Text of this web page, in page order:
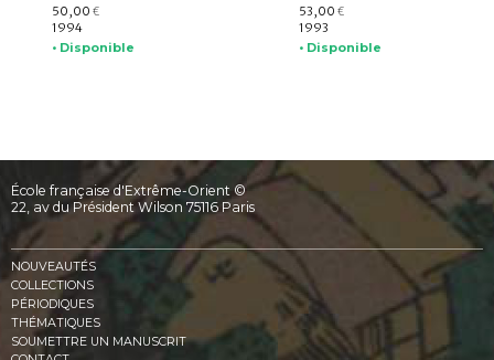
50,00 €
1994
• Disponible
53,00 €
1993
• Disponible
École française d'Extrême-Orient ©
22, av du Président Wilson 75116 Paris
NOUVEAUTÉS
COLLECTIONS
PÉRIODIQUES
THÉMATIQUES
SOUMETTRE UN MANUSCRIT